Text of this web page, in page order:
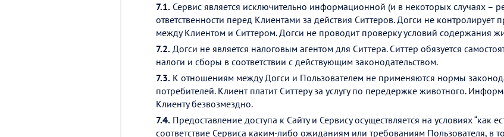
7.1. Сервис является исключительно информационной (и в некоторых случаях –
ответственности перед Клиентами за действия Ситтеров. Догси не контролирует
между Клиентом и Ситтером. Догси не проводит проверку условий содержания
7.2. Догси не является налоговым агентом для Ситтера. Ситтер обязуется
налоги и сборы в соответствии с действующим законодательством.
7.3. К отношениям между Догси и Пользователем не применяются нормы
потребителей. Клиент платит Ситтеру за услугу по передержке животного.
Клиенту безвозмездно.
7.4. Предоставление доступа к Сайту и Сервису осуществляется на условиях “как
соответствие Сервиса каким-либо ожиданиям или требованиям Пользователя, в